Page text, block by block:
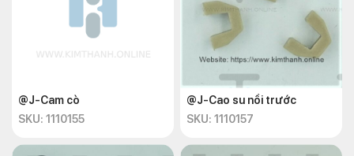
@J-Cam cò
SKU: 1110155
@J-Cao su nồi trước
SKU: 1110157